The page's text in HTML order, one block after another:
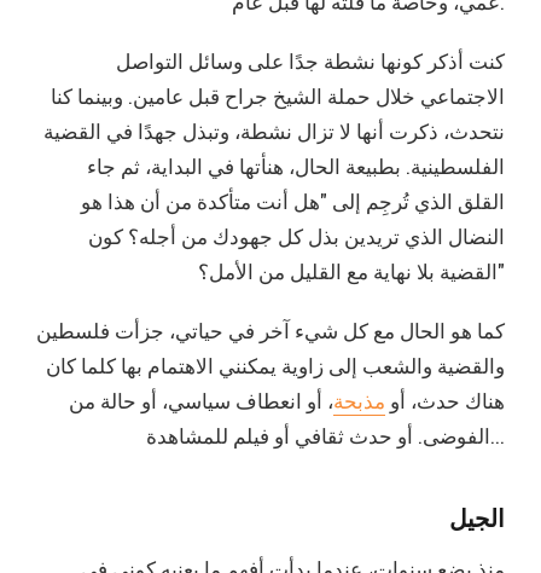
كنت أذكر كونها نشطة جدًا على وسائل التواصل
الاجتماعي خلال حملة الشيخ جراح قبل عامين. وبينما كنا
نتحدث، ذكرت أنها لا تزال نشطة، وتبذل جهدًا في القضية
الفلسطينية. بطبيعة الحال، هنأتها في البداية، ثم جاء
القلق الذي تُرجِم إلى "هل أنت متأكدة من أن هذا هو
النضال الذي تريدين بذل كل جهودك من أجله؟ كون
القضية بلا نهاية مع القليل من الأمل؟"
كما هو الحال مع كل شيء آخر في حياتي، جزأت فلسطين
والقضية والشعب إلى زاوية يمكنني الاهتمام بها كلما كان
هناك حدث، أو مذبحة، أو انعطاف سياسي، أو حالة من
الفوضى. أو حدث ثقافي أو فيلم للمشاهدة...
الجيل